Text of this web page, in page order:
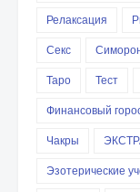
Релаксация
Секс
Таро
Тест
Финансовый
Чакры
Эзотерические